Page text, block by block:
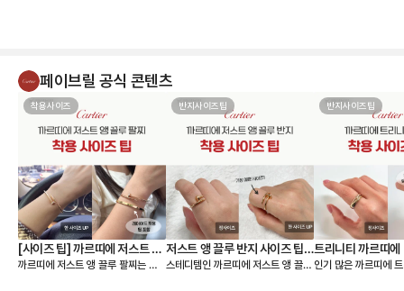
페이브릴 공식 콘텐츠
착용사이즈
[사이즈 팁] 까르띠에 저스트 앵
끌루 팔찌, 여리여리 핏은 이렇
까르띠에 저스트 앵 끌루 팔찌는 얇
반지사이즈팁
저스트 앵 끌루 반지 사이즈 팁,
착샷
스테디템인 까르띠에 저스트 앵 끌루
반지사이즈팁
트리니티 까르띠에
팁, 착샷
인기 많은 까르띠에